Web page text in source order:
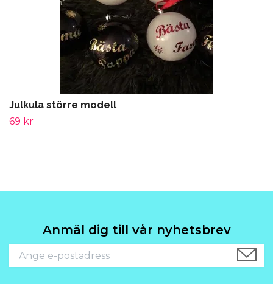
Julkula större modell
69 kr
Anmäl dig till vår nyhetsbrev